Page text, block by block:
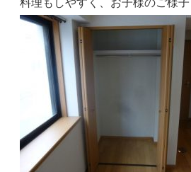
料理もしやすく、お子様のご様子